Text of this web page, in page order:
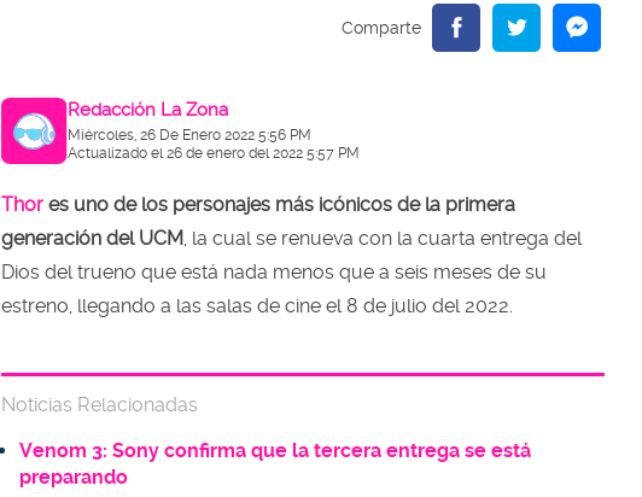
Redacción La Zona
Miércoles, 26 De Enero 2022 5:56 PM
Actualizado el 26 de enero del 2022 5:57 PM
Thor es uno de los personajes más icónicos de la primera
generación del UCM , la cual se renueva con la cuarta entrega del
Dios del trueno que está nada menos que a seis meses de su
estreno, llegando a las salas de cine el 8 de julio del 2022.
Noticias Relacionadas
Venom 3: Sony confirma que la tercera entrega se está
preparando